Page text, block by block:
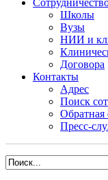
Школы
Вузы
НИИ и
Договора
Контакты
Адрес
Поиск
Обратная
Пресс-